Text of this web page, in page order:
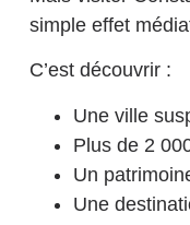
simple effet
C’est découvrir :
Une ville
Plus de 2
Un
Une